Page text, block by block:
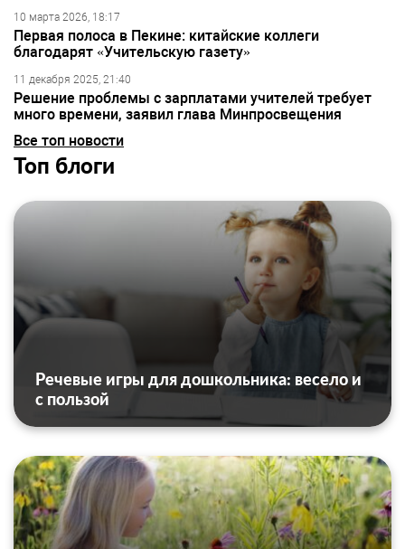
10 марта 2026, 18:17
Первая полоса в Пекине: китайские коллеги
благодарят «Учительскую газету»
11 декабря 2025, 21:40
Решение проблемы с зарплатами учителей требует
много времени, заявил глава Минпросвещения
Все топ новости
Топ блоги
Речевые игры для дошкольника: весело и
с пользой